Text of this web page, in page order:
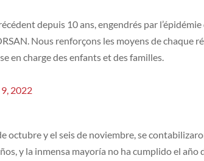
depuis 10 ans, engendrés par l’épidémie
Nous renforçons les moyens de chaque
en charge des enfants et des familles.
2022
octubre y el seis de noviembre, se
y la inmensa mayoría no ha cumplido el año